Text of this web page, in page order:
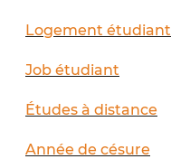
Logement étudiant
Job étudiant
Études à distance
Année de césure